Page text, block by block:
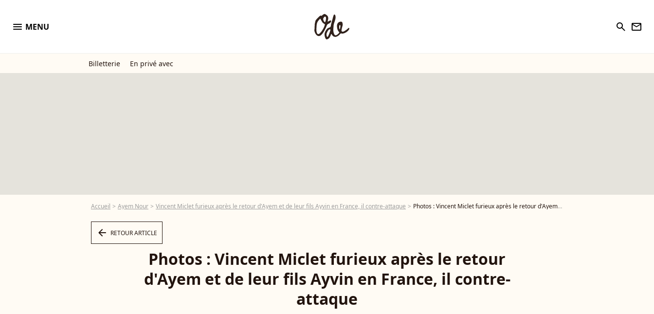
menu MENU search newsletter
Billetterie En privé avec
Accueil Ayem Nour Vincent Miclet furieux après le retour d'Ayem et de leur fils Ayvin en France, il contre-attaque Photos : Vincent Miclet furieux après le retour d'Ayem et de leur fils Ayvin en France, il contre-attaque
arrow_left RETOUR ARTICLE
Photos : Vincent Miclet furieux après le retour
d'Ayem et de leur fils Ayvin en France, il contre-
attaque